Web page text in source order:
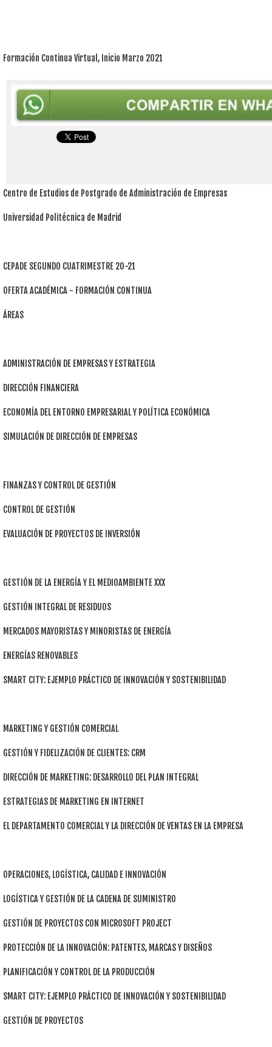
Formación Continua Virtual, Inicio Marzo 2021
Centro de Estudios de Postgrado de Administración de Empresas
Universidad Politécnica de Madrid
CEPADE SEGUNDO CUATRIMESTRE 20-21
OFERTA ACADÉMICA - FORMACIÓN CONTINUA
ÁREAS
ADMINISTRACIÓN DE EMPRESAS Y ESTRATEGIA
DIRECCIÓN FINANCIERA
ECONOMÍA DEL ENTORNO EMPRESARIAL Y POLÍTICA ECONÓMICA
SIMULACIÓN DE DIRECCIÓN DE EMPRESAS
FINANZAS Y CONTROL DE GESTIÓN
CONTROL DE GESTIÓN
EVALUACIÓN DE PROYECTOS DE INVERSIÓN
GESTIÓN DE LA ENERGÍA Y EL MEDIOAMBIENTE XXX
GESTIÓN INTEGRAL DE RESIDUOS
MERCADOS MAYORISTAS Y MINORISTAS DE ENERGÍA
ENERGÍAS RENOVABLES
SMART CITY: EJEMPLO PRÁCTICO DE INNOVACIÓN Y SOSTENIBILIDAD
MARKETING Y GESTIÓN COMERCIAL
GESTIÓN Y FIDELIZACIÓN DE CLIENTES: CRM
DIRECCIÓN DE MARKETING: DESARROLLO DEL PLAN INTEGRAL
ESTRATEGIAS DE MARKETING EN INTERNET
EL DEPARTAMENTO COMERCIAL Y LA DIRECCIÓN DE VENTAS EN LA EMPRESA
OPERACIONES, LOGÍSTICA, CALIDAD E INNOVACIÓN
LOGÍSTICA Y GESTIÓN DE LA CADENA DE SUMINISTRO
GESTIÓN DE PROYECTOS CON MICROSOFT PROJECT
PROTECCIÓN DE LA INNOVACIÓN: PATENTES, MARCAS Y DISEÑOS
PLANIFICACIÓN Y CONTROL DE LA PRODUCCIÓN
SMART CITY: EJEMPLO PRÁCTICO DE INNOVACIÓN Y SOSTENIBILIDAD
GESTIÓN DE PROYECTOS